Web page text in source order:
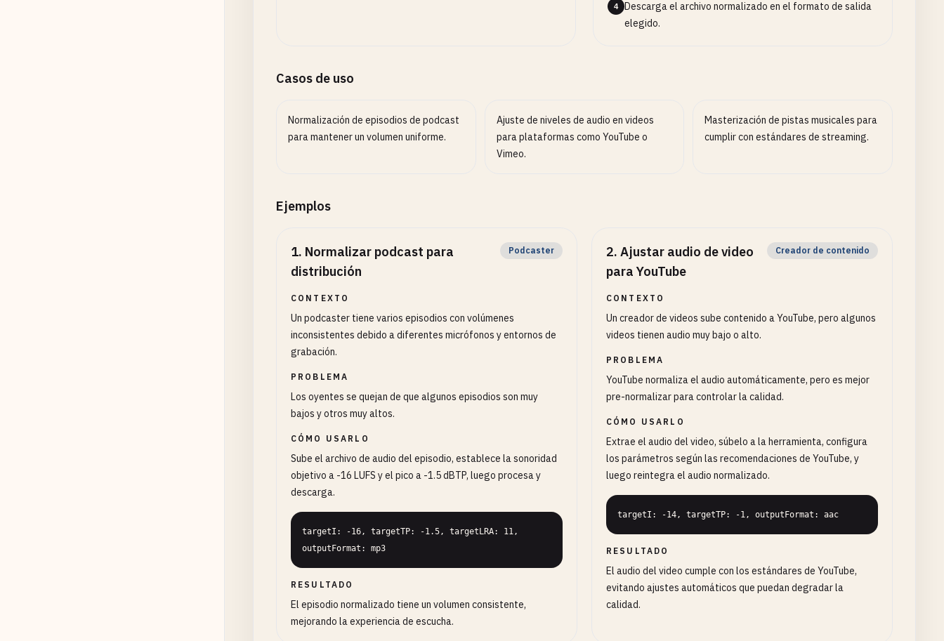
4
Descarga el archivo normalizado en el formato de salida
elegido.
Casos de uso
Normalización de episodios de podcast
para mantener un volumen uniforme.
Ajuste de niveles de audio en videos
para plataformas como YouTube o
Vimeo.
Masterización de pistas musicales para
cumplir con estándares de streaming.
Ejemplos
1. Normalizar podcast para
distribución
Podcaster
CONTEXTO
Un podcaster tiene varios episodios con volúmenes
inconsistentes debido a diferentes micrófonos y entornos de
grabación.
PROBLEMA
Los oyentes se quejan de que algunos episodios son muy
bajos y otros muy altos.
CÓMO USARLO
Sube el archivo de audio del episodio, establece la sonoridad
objetivo a -16 LUFS y el pico a -1.5 dBTP, luego procesa y
descarga.
targetI: -16, targetTP: -1.5, targetLRA: 11,
outputFormat: mp3
RESULTADO
El episodio normalizado tiene un volumen consistente,
mejorando la experiencia de escucha.
2. Ajustar audio de video
para YouTube
Creador de contenido
CONTEXTO
Un creador de videos sube contenido a YouTube, pero algunos
videos tienen audio muy bajo o alto.
PROBLEMA
YouTube normaliza el audio automáticamente, pero es mejor
pre-normalizar para controlar la calidad.
CÓMO USARLO
Extrae el audio del video, súbelo a la herramienta, configura
los parámetros según las recomendaciones de YouTube, y
luego reintegra el audio normalizado.
targetI: -14, targetTP: -1, outputFormat: aac
RESULTADO
El audio del video cumple con los estándares de YouTube,
evitando ajustes automáticos que puedan degradar la
calidad.